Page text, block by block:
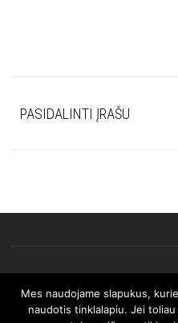
PASIDALINTI ĮRAŠU
© 2025 AFRISO.
Mes naudojame slapukus,
naudotis tinklalapiu. Jei